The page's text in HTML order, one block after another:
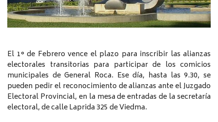
El 1° de Febrero vence el plazo para inscribir las alianzas
electorales transitorias para participar de los comicios
municipales de General Roca. Ese día, hasta las 9.30, se
pueden pedir el reconocimiento de alianzas ante el Juzgado
Electoral Provincial, en la mesa de entradas de la secretaría
electoral, de calle Laprida 325 de Viedma.